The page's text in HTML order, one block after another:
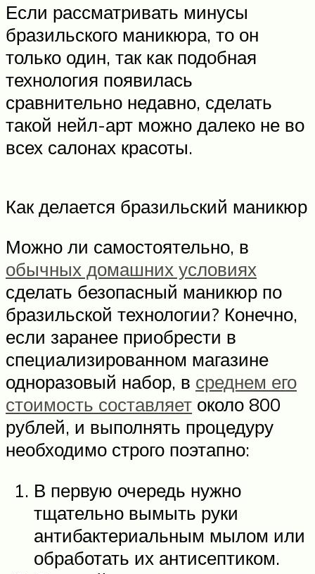
Если рассматривать минусы
бразильского маникюра, то он
только один, так как подобная
технология появилась
сравнительно недавно, сделать
такой нейл-арт можно далеко не во
всех салонах красоты.
Как делается бразильский маникюр
Можно ли самостоятельно, в
обычных домашних условиях
сделать безопасный маникюр по
бразильской технологии? Конечно,
если заранее приобрести в
специализированном магазине
одноразовый набор, в среднем его
стоимость составляет около 800
рублей, и выполнять процедуру
необходимо строго поэтапно:
В первую очередь нужно
тщательно вымыть руки
антибактериальным мылом или
обработать их антисептиком.